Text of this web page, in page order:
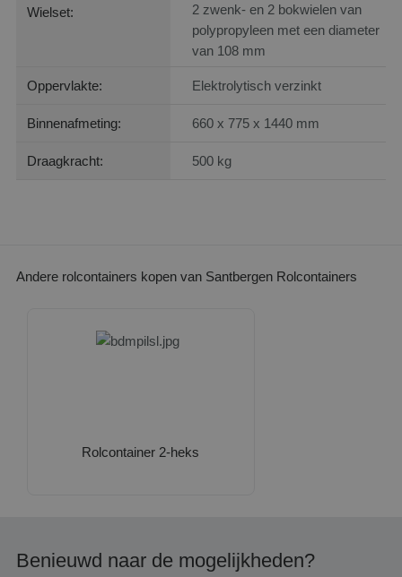
Wielset:
2 zwenk- en 2 bokwielen van
polypropyleen met een diameter
van 108 mm
Oppervlakte: Elektrolytisch verzinkt
Binnenafmeting: 660 x 775 x 1440 mm
Draagkracht: 500 kg
Andere rolcontainers kopen van Santbergen Rolcontainers
Rolcontainer 2-heks
Benieuwd naar de mogelijkheden?